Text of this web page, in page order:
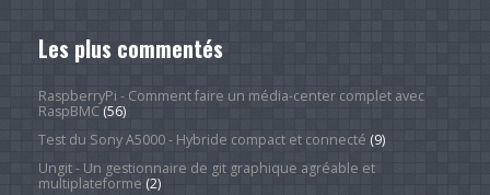
Les plus commentés
RaspberryPi - Comment faire un média-center complet avec
RaspBMC(56)
Test du Sony A5000 - Hybride compact et connecté (9)
Ungit - Un gestionnaire de git graphique agréable et
multiplateforme (2)